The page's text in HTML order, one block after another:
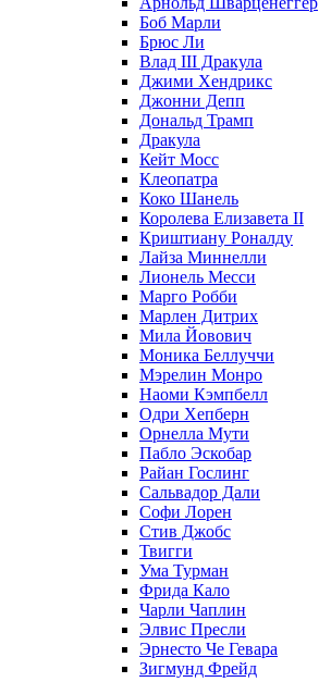
Боб Марли
Брюс Ли
Влад III Дракула
Джими Хендрикс
Джонни Депп
Дональд Трамп
Дракула
Кейт Мосс
Клеопатра
Коко Шанель
Королева Елизавета II
Криштиану Роналду
Лайза Миннелли
Лионель Месси
Марго Робби
Марлен Дитрих
Мила Йовович
Моника Беллуччи
Мэрелин Монро
Наоми Кэмпбелл
Одри Хепберн
Орнелла Мути
Пабло Эскобар
Райан Гослинг
Сальвадор Дали
Софи Лорен
Стив Джобс
Твигги
Ума Турман
Фрида Кало
Чарли Чаплин
Элвис Пресли
Эрнесто Че Гевара
Зигмунд Фрейд